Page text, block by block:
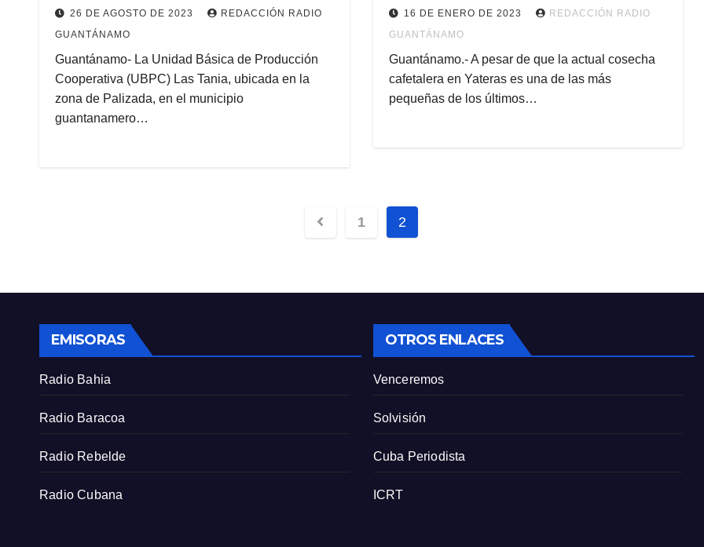
26 DE AGOSTO DE 2023
REDACCIÓN RADIO
GUANTÁNAMO
Guantánamo- La Unidad Básica de Producción
Cooperativa (UBPC) Las Tania, ubicada en la
zona de Palizada, en el municipio
guantanamero…
16 DE ENERO DE 2023
REDACCIÓN RADIO
GUANTÁNAMO
Guantánamo.- A pesar de que la actual cosecha
cafetalera en Yateras es una de las más
pequeñas de los últimos…
1 2
EMISORAS
Radio Bahia
Radio Baracoa
Radio Rebelde
Radio Cubana
OTROS ENLACES
Venceremos
Solvisión
Cuba Periodista
ICRT